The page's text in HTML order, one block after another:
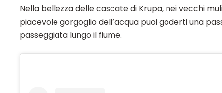
Nella bellezza delle cascate di Krupa, nei vecchi
piacevole gorgoglio dell’acqua puoi goderti una
passeggiata lungo il fiume.